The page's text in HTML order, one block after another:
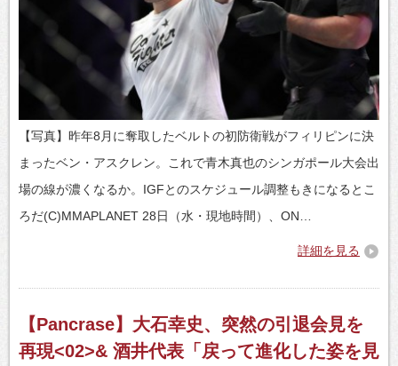
【写真】昨年8月に奪取したベルトの初防衛戦がフィリピンに決
まったベン・アスクレン。これで青木真也のシンガポール大会出
場の線が濃くなるか。IGFとのスケジュール調整もきになるとこ
ろだ(C)MMAPLANET 28日（水・現地時間）、ON…
詳細を見る
【Pancrase】大石幸史、突然の引退会見を
再現<02>& 酒井代表「戻って進化した姿を見